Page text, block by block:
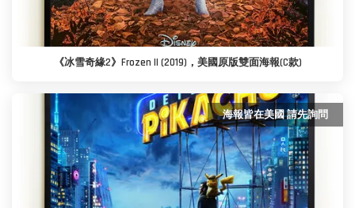
《冰雪奇緣2》Frozen II (2019)，美國原版雙面海報(C款)
海報皆在美國 請先詢問